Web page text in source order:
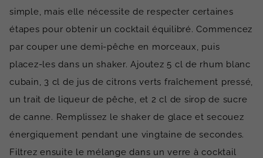
simple, mais elle nécessite de respecter certaines
étapes pour obtenir un cocktail équilibré. Commencez
par couper une demi-pêche en morceaux, puis
placez-les dans un shaker. Ajoutez 5 cl de rhum blanc
cubain, 3 cl de jus de citrons verts fraîchement pressé,
un trait de liqueur de pêche, et 2 cl de sirop de sucre
de canne. Remplissez le shaker de glace et secouez
énergiquement pendant une vingtaine de secondes.
Filtrez ensuite le mélange dans un verre à cocktail